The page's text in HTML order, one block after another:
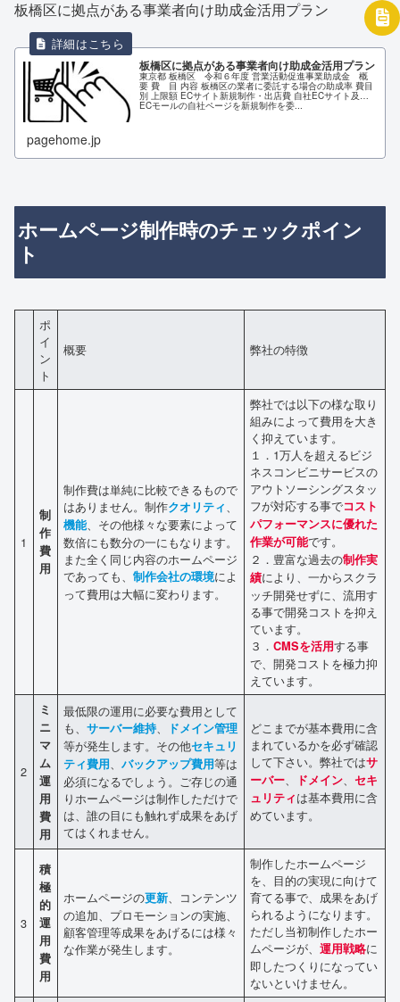
板橋区に拠点がある事業者向け助成金活用プラン
板橋区に拠点がある事業者向け助成金活用プラン
東京都 板橋区 令和６年度 営業活動促進事業助成金 概
要 費 目 内容 板橋区の業者に委託する場合の助成率 費目
別 上限額 ECサイト新規制作・出店費 自社ECサイト及び
ECモールの自社ページを新規制作を委...
pagehome.jp
ホームページ制作時のチェックポイン
ト
ポ
イ
ン
ト
概要 弊社の特徴
1
制
作
費
用
制作費は単純に比較できるもので
はありません。制作クオリティ、
機能、その他様々な要素によって
数倍にも数分の一にもなります。
また全く同じ内容のホームページ
であっても、制作会社の環境によ
って費用は大幅に変わります。
弊社では以下の様な取り
組みによって費用を大き
く抑えています。
１．1万人を超えるビジ
ネスコンビニサービスの
アウトソーシングスタッ
フが対応する事でコスト
パフォーマンスに優れた
作業が可能です。
２．豊富な過去の制作実
績により、一からスクラ
ッチ開発せずに、流用す
る事で開発コストを抑え
ています。
３．CMSを活用する事
で、開発コストを極力抑
えています。
2
ミ
ニ
マ
ム
運
用
費
用
最低限の運用に必要な費用として
も、サーバー維持、 ドメイン管理
等が発生します。その他セキュリ
ティ費用、バックアップ費用等は
必須になるでしょう。ご存じの通
りホームページは制作しただけで
は、誰の目にも触れず成果をあげ
てはくれません。
どこまでが基本費用に含
まれているかを必ず確認
して下さい。弊社ではサ
ーバー、 ドメイン、セキ
ュリティは基本費用に含
めています。
3
積
極
的
運
用
費
用
ホームページの更新、コンテンツ
の追加、プロモーションの実施、
顧客管理等成果をあげるには様々
な作業が発生します。
制作したホームページ
を、目的の実現に向けて
育てる事で、成果をあげ
られるようになります。
ただし当初制作したホー
ムページが、運用戦略に
即したつくりになってい
ないといけません。